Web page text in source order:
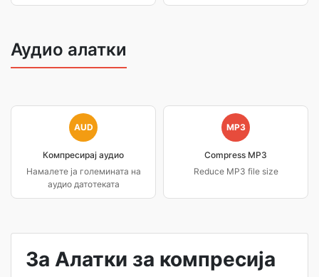
Аудио алатки
AUD
Компресирај аудио
Намалете ја големината на
аудио датотеката
MP3
Compress MP3
Reduce MP3 file size
За Алатки за компресија